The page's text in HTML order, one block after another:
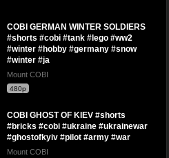
COBI GERMAN WINTER SOLDIERS
#shorts #cobi #tank #lego #ww2
#winter #hobby #germany #snow
#winter #ja
Mount COBI
480p
COBI GHOST OF KIEV #shorts
#bricks #cobi #ukraine #ukrainewar
#ghostofkyiv #pilot #army #war
Mount COBI